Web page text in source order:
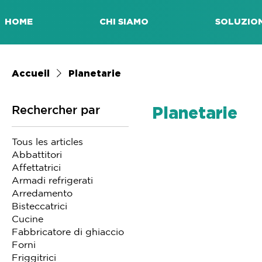
HOME CHI SIAMO
Accueil Planetarie
Rechercher par
Tous les articles
Abbattitori
Affettatrici
Armadi refrigerati
Arredamento
Bisteccatrici
Cucine
Fabbricatore di ghiaccio
Forni
Friggitrici
Planetarie